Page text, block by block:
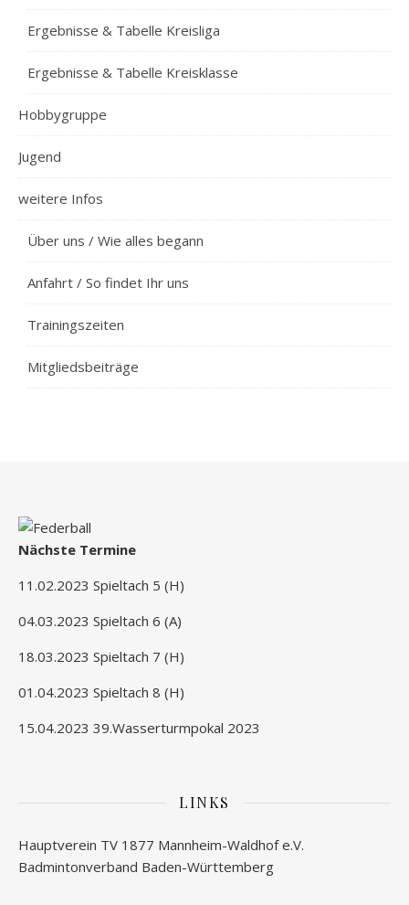
Ergebnisse & Tabelle Kreisliga
Ergebnisse & Tabelle Kreisklasse
Hobbygruppe
Jugend
weitere Infos
Über uns / Wie alles begann
Anfahrt / So findet Ihr uns
Trainingszeiten
Mitgliedsbeiträge
Nächste Termine
11.02.2023 Spieltach 5 (H)
04.03.2023 Spieltach 6 (A)
18.03.2023 Spieltach 7 (H)
01.04.2023 Spieltach 8 (H)
15.04.2023 39.Wasserturmpokal 2023
LINKS
Hauptverein TV 1877 Mannheim-Waldhof e.V.
Badmintonverband Baden-Württemberg